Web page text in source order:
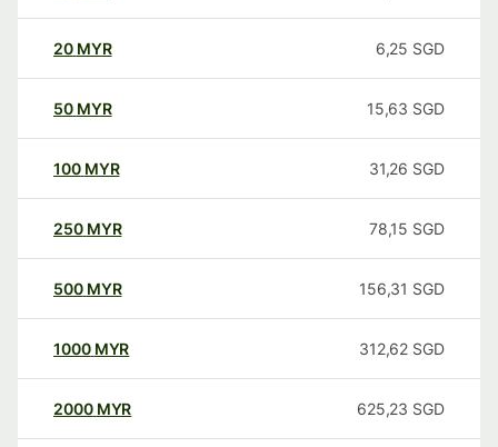
20 MYR 6,25 SGD
50 MYR 15,63 SGD
100 MYR 31,26 SGD
250 MYR 78,15 SGD
500 MYR 156,31 SGD
1000 MYR 312,62 SGD
2000 MYR 625,23 SGD